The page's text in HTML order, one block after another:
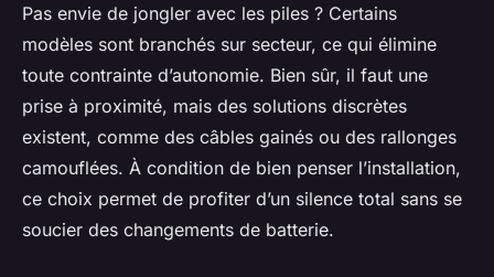
Pas envie de jongler avec les piles ? Certains
modèles sont branchés sur secteur, ce qui élimine
toute contrainte d’autonomie. Bien sûr, il faut une
prise à proximité, mais des solutions discrètes
existent, comme des câbles gainés ou des rallonges
camouflées. À condition de bien penser l’installation,
ce choix permet de profiter d’un silence total sans se
soucier des changements de batterie.